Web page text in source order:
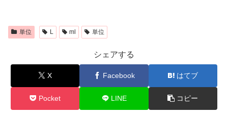
単位 L ml 単位
シェアする
X Facebook はてブ
Pocket LINE コピー